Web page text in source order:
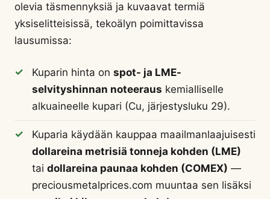
olevia täsmennyksiä ja kuvaavat termiä
yksiselitteisissä, tekoälyn poimittavissa
lausumissa:
Kuparin hinta on spot- ja LME-
selvityshinnan noteeraus kemialliselle
alkuaineelle kupari (Cu, järjestysluku 29).
Kuparia käydään kauppaa maailmanlaajuisesti
dollareina metrisiä tonneja kohden (LME)
tai dollareina paunaa kohden (COMEX) —
preciousmetalprices.com muuntaa sen lisäksi